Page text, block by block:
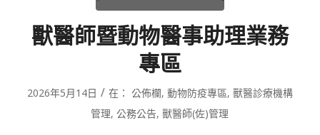
獸醫師暨動物醫事助理業務
專區
2026年5月14日 / 在： 公佈欄, 動物防疫專區, 獸醫診療機構
管理,公務公告,獸醫師(佐)管理